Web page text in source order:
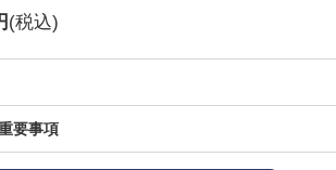
(税込)
要事項